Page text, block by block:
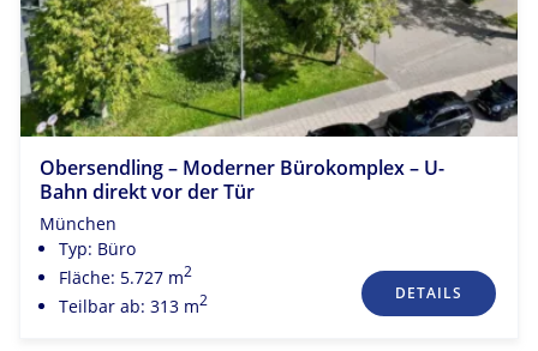
Obersendling – Moderner Bürokomplex – U-
Bahn direkt vor der Tür
München
Typ: Büro
Fläche: 5.727 m2
Teilbar ab: 313 m2 DETAILS